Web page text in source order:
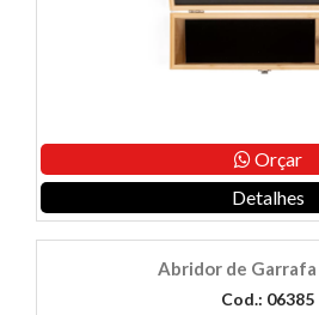
Orçar
Detalhes
Abridor de Garrafa
Cod.: 06385